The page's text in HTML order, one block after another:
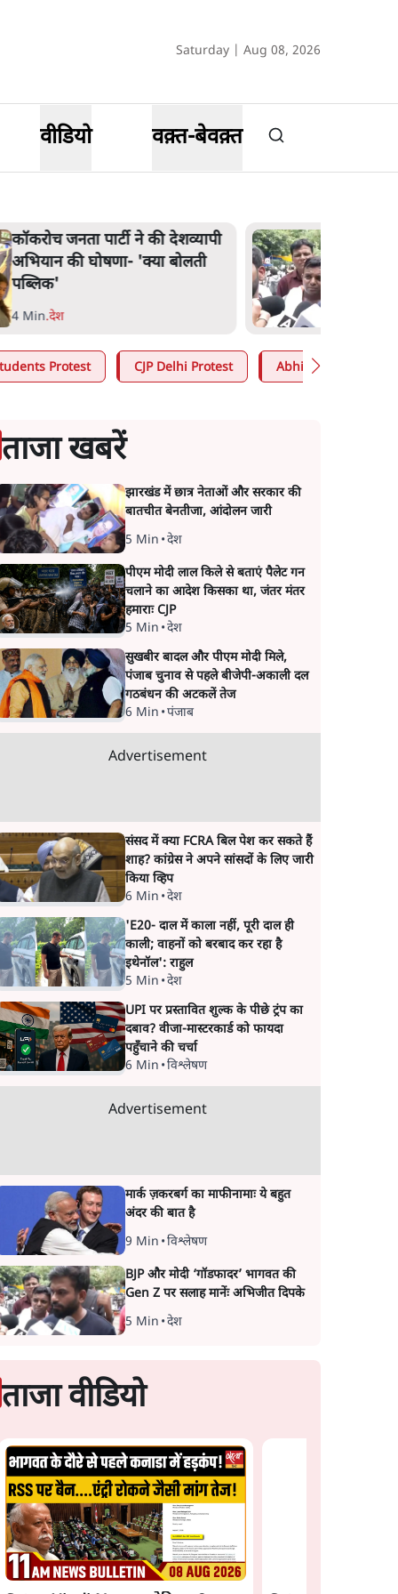
Saturday | Aug 08, 2026
वीडियो वक़्त-बेवक़्त
BJP और मोदी ‘गॉडफादर’
की Gen Z पर सलाह
दिपके
5 Min.देश
Protest CJP Delhi Protest Abhijeet Dipke
ताजा खबरें
झारखंड में छात्र नेताओं और सरकार की
बातचीत बेनतीजा, आंदोलन जारी
5 Min •देश
पीएम मोदी लाल किले से बताएं पैलेट गन
चलाने का आदेश किसका था, जंतर मंतर
हमाराः CJP
5 Min •देश
सुखबीर बादल और पीएम मोदी मिले,
पंजाब चुनाव से पहले बीजेपी-अकाली दल
गठबंधन की अटकलें तेज
6 Min •पंजाब
Advertisement
संसद में क्या FCRA बिल पेश कर सकते हैं
शाह? कांग्रेस ने अपने सांसदों के लिए जारी
किया व्हिप
6 Min •देश
'E20- दाल में काला नहीं, पूरी दाल ही
काली; वाहनों को बरबाद कर रहा है
इथेनॉल': राहुल
5 Min •देश
UPI पर प्रस्तावित शुल्क के पीछे ट्रंप का
दबाव? वीजा-मास्टरकार्ड को फायदा
पहुँचाने की चर्चा
6 Min •विश्लेषण
Advertisement
मार्क ज़करबर्ग का माफीनामाः ये बहुत
अंदर की बात है
9 Min •विश्लेषण
BJP और मोदी ‘गॉडफादर’ भागवत की
Gen Z पर सलाह मानेंः अभिजीत दिपके
5 Min •देश
ताजा वीडियो